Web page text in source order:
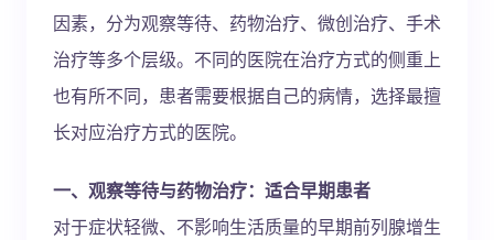
因素，分为观察等待、药物治疗、微创治疗、手术
治疗等多个层级。不同的医院在治疗方式的侧重上
也有所不同，患者需要根据自己的病情，选择最擅
长对应治疗方式的医院。
一、观察等待与药物治疗：适合早期患者
对于症状轻微、不影响生活质量的早期前列腺增生